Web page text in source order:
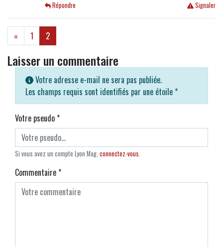
Signaler
Répondre
« 1 2(current)
Laisser un commentaire
Votre adresse e-mail ne sera pas publiée.
Les champs requis sont identifiés par une étoile *
Votre pseudo*
Si vous avez un compte Lyon Mag, connectez-vous.
Commentaire*